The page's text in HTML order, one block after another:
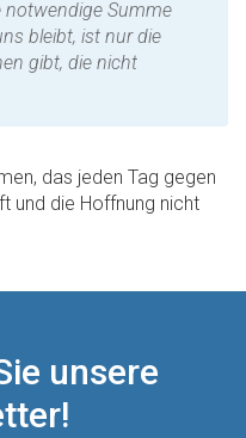
notwendige Summe
bleibt, ist nur die
gibt, die nicht
das jeden Tag gegen
und die Hoffnung nicht
unsere